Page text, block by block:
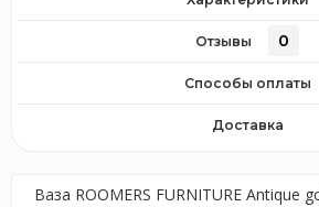
Отзывы 0
Способы оплаты
Доставка
Ваза ROOMERS FURNITURE Antique